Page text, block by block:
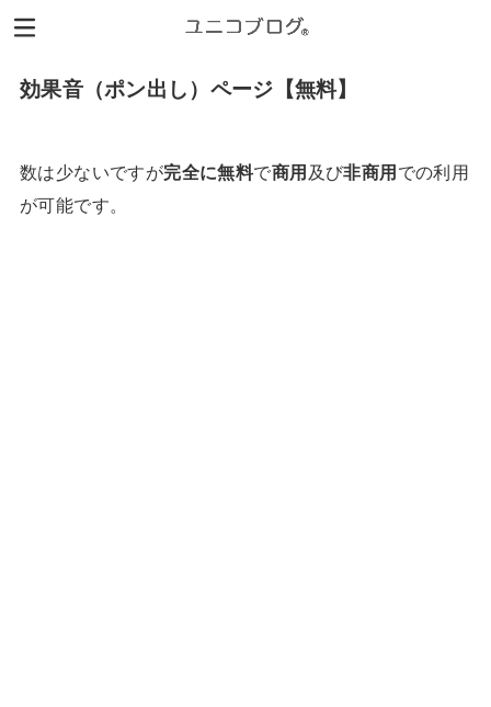
効果音（ポン出し）ページ【無料】
数は少ないですが完全に無料で商用 及び非商用 での利用
が可能です。